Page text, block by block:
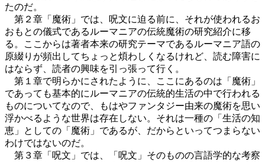
たのだ。
第２章「魔術」では、呪文に迫る前に、それが使われるお
おもとの儀式であるルーマニアの伝統魔術の研究紹介に移
る。ここからは著者本来の研究テーマであるルーマニア語の
原綴りが頻出してちょっと煩わしくなるけれど、読む障害に
はならず、読者の興味を引っ張って行く。
第１章で明らかにされたように、ここにあるのは「魔術」
であっても基本的にルーマニアの伝統的生活の中で行われる
ものについてなので、もはやファンタジー由来の魔術を思い
浮かべるような世界は存在しない。それは一種の「生活の知
恵」としての「魔術」であるが、だからといってつまらない
わけではないのだ。
第３章「呪文」では、「呪文」そのものの言語学的な考察